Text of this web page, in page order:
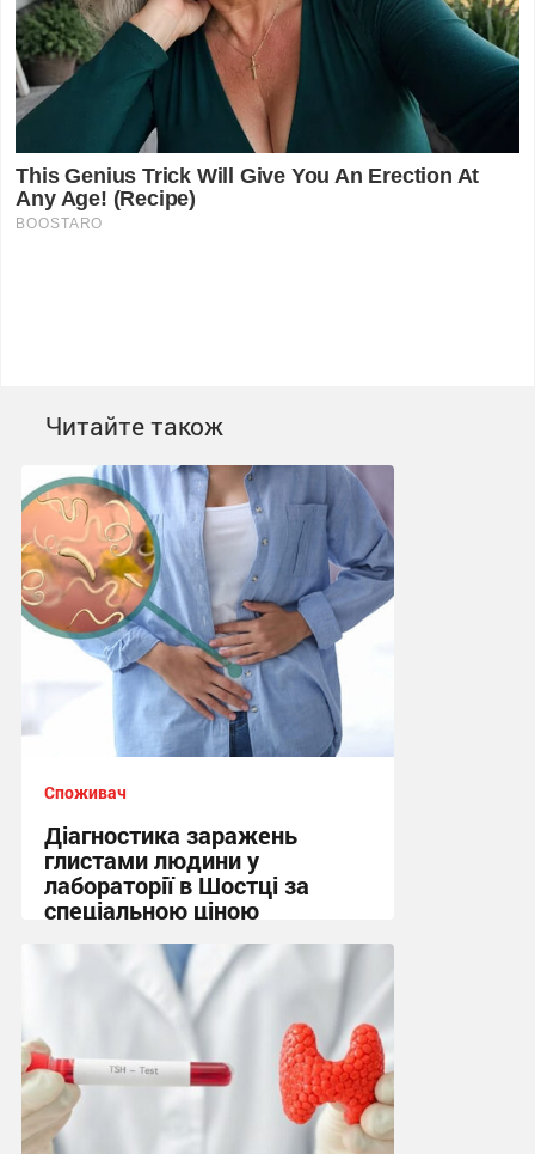
Читайте також
Споживач
Діагностика заражень
глистами людини у
лабораторії в Шостці за
спеціальною ціною
10:05, 3.08.2026